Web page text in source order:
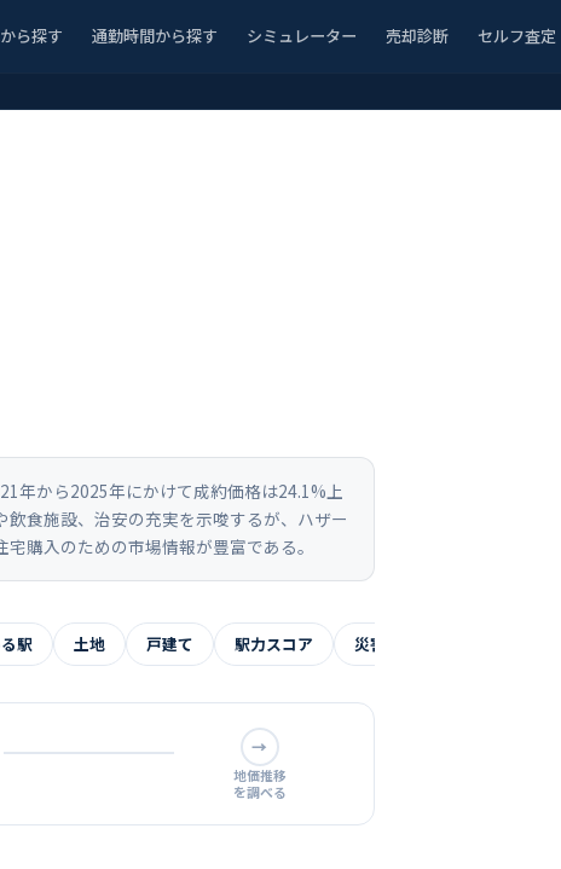
ら探す 通勤時間から探す シミュレーター 売却診断 セルフ査定
年から2025年にかけて成約価格は24.1%上
食施設、治安の充実を示唆するが、ハザー
購入のための市場情報が豊富である。
駅 土地 戸建て 駅力スコア 災害リスク
→
地価推移
を調べる